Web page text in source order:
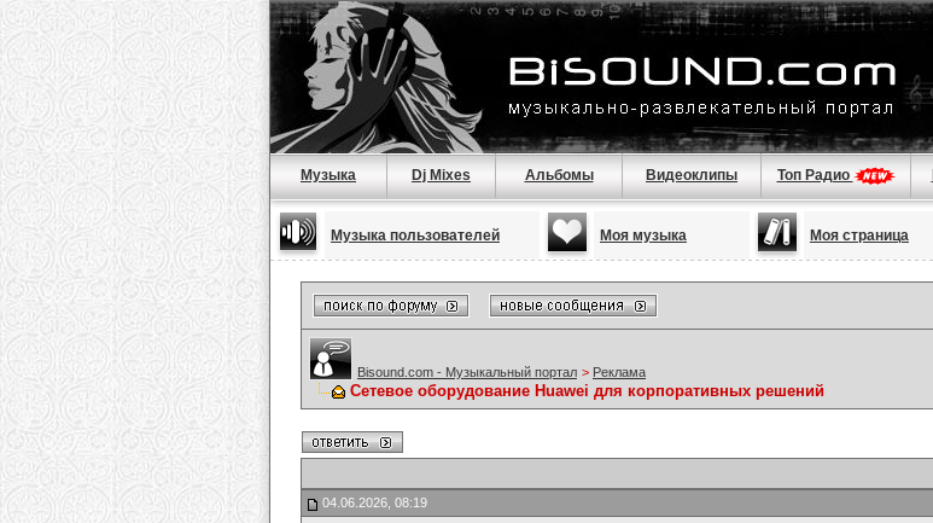
Музыка Dj Mixes Альбомы Видеоклипы Топ Радио
Музыка пользователей Моя музыка Моя страница
Bisound.com - Музыкальный портал > Реклама
Сетевое оборудование Huawei для корпоративных решений
04.06.2026, 08:19